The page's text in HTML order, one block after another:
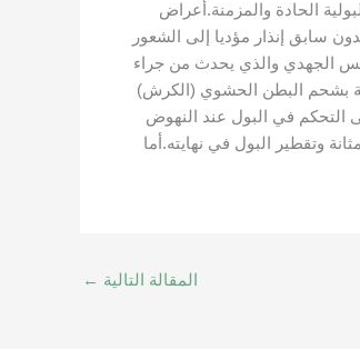
الحادة والمزمنة.أعراض
سابق إنذار مؤديا إلى الشعور
الإلحاحي وكذلك السلس الجهدي والذي يحدث من جراء
بشحم البطن الحشوي (الكرش)
في البول عند النهوض
وتقطير البول في نهايته.أما
المقالة التالية ←